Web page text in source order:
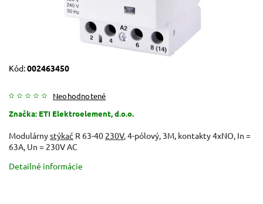
Kód:002463450
Neohodnotené
Značka: ETI Elektroelement, d.o.o.
Modulárnystýkač R 63-40 230V, 4-pólový, 3M, kontakty 4xNO, In =
63A, Un = 230V AC
Detailné informácie